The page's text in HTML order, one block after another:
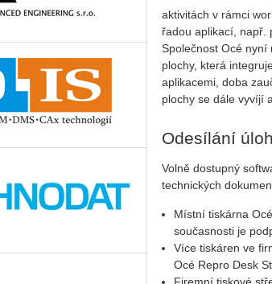
aktivitách v rámci
řadou aplikací, např.
Společnost Océ nyní
plochy, která
aplikacemi, doba
plochy se dále vyvíjí
Odesílání
Volně dostupný
technických
Místní tiskárna
současnosti je
Více tiskáren ve
Océ Repro Desk